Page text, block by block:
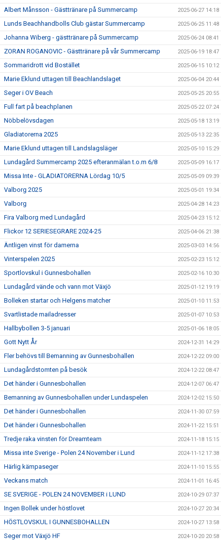
Albert Månsson - Gästtränare på Summercamp 2025-06-27 14:18
Lunds Beachhandbolls Club gästar Summercamp 2025-06-25 11:48
Johanna Wiberg - gästtränare på Summercamp 2025-06-24 08:41
ZORAN ROGANOVIC - Gästtränare på vår Summercamp 2025-06-19 18:47
Sommaridrott vid Bostället 2025-06-15 10:12
Marie Eklund uttagen till Beachlandslaget 2025-06-04 20:44
Seger i OV Beach 2025-05-25 20:55
Full fart på beachplanen 2025-05-22 07:24
Nöbbelövsdagen 2025-05-18 13:19
Gladiatorerna 2025 2025-05-13 22:35
Marie Eklund uttagen till Landslagsläger 2025-05-10 15:29
Lundagård Summercamp 2025 efteranmälan t.o.m 6/8 2025-05-09 16:17
Missa Inte - GLADIATORERNA Lördag 10/5 2025-05-09 09:39
Valborg 2025 2025-05-01 19:34
Valborg 2025-04-28 14:23
Fira Valborg med Lundagård 2025-04-23 15:12
Flickor 12 SERIESEGRARE 2024-25 2025-04-06 21:38
Äntligen vinst för damerna 2025-03-03 14:56
Vinterspelen 2025 2025-02-23 15:12
Sportlovskul i Gunnesbohallen 2025-02-16 10:30
Lundagård vände och vann mot Växjö 2025-01-12 19:19
Bolleken startar och Helgens matcher 2025-01-10 11:53
Svartlistade mailadresser 2025-01-07 10:53
Hallbybollen 3-5 januari 2025-01-06 18:05
Gott Nytt År 2024-12-31 14:29
Fler behövs till Bemanning av Gunnesbohallen 2024-12-22 09:00
Lundagårdstomten på besök 2024-12-22 08:47
Det händer i Gunnesbohallen 2024-12-07 06:47
Bemanning av Gunnesbohallen under Lundaspelen 2024-12-02 15:50
Det händer i Gunnesbohallen 2024-11-30 07:59
Det händer i Gunnesbohallen 2024-11-22 15:51
Tredje raka vinsten för Dreamteam 2024-11-18 15:15
Missa inte Sverige - Polen 24 November i Lund 2024-11-12 17:38
Härlig kämpaseger 2024-11-10 15:55
Veckans match 2024-11-01 16:45
SE SVERIGE - POLEN 24 NOVEMBER i LUND 2024-10-29 07:37
Ingen Bollek under höstlovet 2024-10-27 20:34
HÖSTLOVSKUL I GUNNESBOHALLEN 2024-10-27 13:58
Seger mot Växjö HF 2024-10-20 20:58